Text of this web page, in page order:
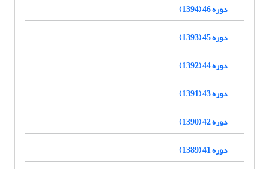
دوره 46 (1394)
دوره 45 (1393)
دوره 44 (1392)
دوره 43 (1391)
دوره 42 (1390)
دوره 41 (1389)